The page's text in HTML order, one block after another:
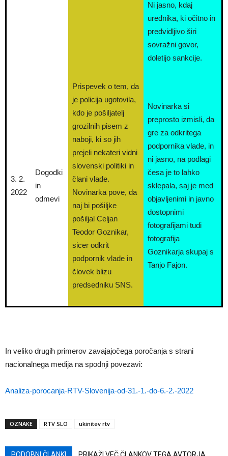
Ni jasno, kdaj
urednika, ki očitno in
predvidljivo širi
sovražni govor,
doletijo sankcije.
3. 2.
2022
Dogodki
in
odmevi
Prispevek o tem, da
je policija ugotovila,
kdo je pošiljatelj
grozilnih pisem z
naboji, ki so jih
prejeli nekateri vidni
slovenski politiki in
člani vlade.
Novinarka pove, da
naj bi pošiljke
pošiljal Celjan
Teodor Goznikar,
sicer odkrit
podpornik vlade in
človek blizu
predsedniku SNS.
Novinarka si
preprosto izmisli, da
gre za odkritega
podpornika vlade, in
ni jasno, na podlagi
česa je to lahko
sklepala, saj je med
objavljenimi in javno
dostopnimi
fotografijami tudi
fotografija
Goznikarja skupaj s
Tanjo Fajon.
In veliko drugih primerov zavajajočega poročanja s strani
nacionalnega medija na spodnji povezavi:
Analiza-porocanja-RTV-Slovenija-od-31.-1.-do-6.-2.-2022
OZNAKE RTV SLO ukinitev rtv